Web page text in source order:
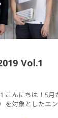
Vol.1
こんにちは！5月
を対象としたエ